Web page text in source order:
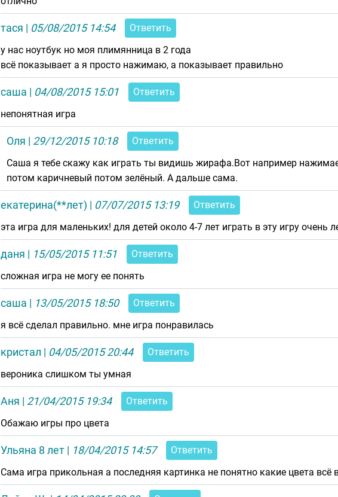
тася | 05/08/2015 14:54
Ответить
у нас ноутбук но моя плимянница в 2 года
всё показывает а я просто нажимаю, а показывает правильно
саша | 04/08/2015 15:01
Ответить
непонятная игра
Оля | 29/12/2015 10:18
Ответить
Саша я тебе скажу как играть ты видишь жирафа.Вот например
потом каричневый потом зелёный. А дальше сама.
екатерина(**лет) | 07/07/2015 13:19
Ответить
эта игра для маленьких! для детей около 4-7 лет играть в эту игру очень
даня | 15/05/2015 11:51
Ответить
сложная игра не могу ее понять
саша | 13/05/2015 18:50
Ответить
я всё сделал правильно. мне игра понравилась
кристал | 04/05/2015 20:44
Ответить
вероника слишком ты умная
Аня | 21/04/2015 19:34
Ответить
Обажаю игры про цвета
Ульяна 8 лет | 18/04/2015 14:57
Ответить
Сама игра прикольная а последняя картинка не понятно какие цвета всё